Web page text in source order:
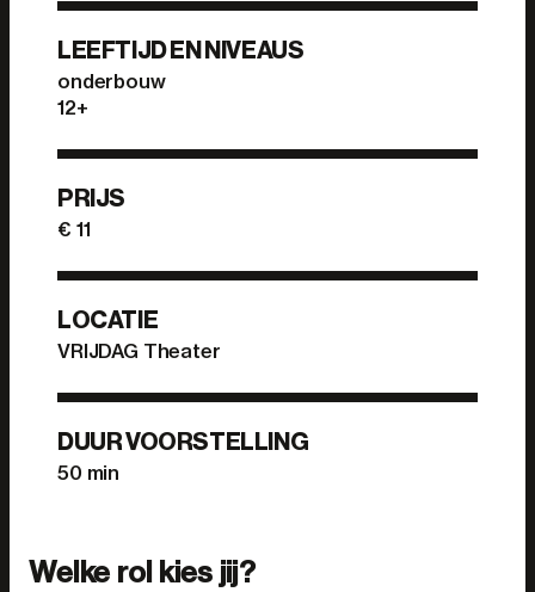
LEEFTIJD EN NIVEAUS
onderbouw
12+
PRIJS
€ 11
LOCATIE
VRIJDAG Theater
DUUR VOORSTELLING
50 min
Welke rol kies jij?